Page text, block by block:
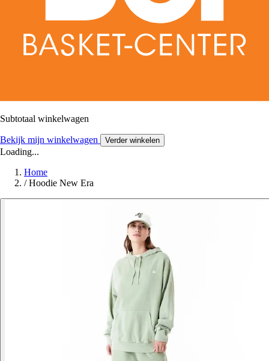
Subtotaal winkelwagen
Bekijk mijn winkelwagen Verder winkelen
Loading...
Home
/ Hoodie New Era